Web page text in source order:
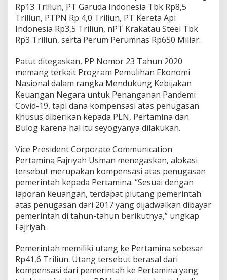
Rp13 Triliun, PT Garuda Indonesia Tbk Rp8,5
Triliun, PTPN Rp 4,0 Triliun, PT Kereta Api
Indonesia Rp3,5 Triliun, nPT Krakatau Steel Tbk
Rp3 Triliun, serta Perum Perumnas Rp650 Miliar.
Patut ditegaskan, PP Nomor 23 Tahun 2020
memang terkait Program Pemulihan Ekonomi
Nasional dalam rangka Mendukung Kebijakan
Keuangan Negara untuk Penanganan Pandemi
Covid-19, tapi dana kompensasi atas penugasan
khusus diberikan kepada PLN, Pertamina dan
Bulog karena hal itu seyogyanya dilakukan.
Vice President Corporate Communication
Pertamina Fajriyah Usman menegaskan, alokasi
tersebut merupakan kompensasi atas penugasan
pemerintah kepada Pertamina. “Sesuai dengan
laporan keuangan, terdapat piutang pemerintah
atas penugasan dari 2017 yang dijadwalkan dibayar
pemerintah di tahun-tahun berikutnya,” ungkap
Fajriyah.
Pemerintah memiliki utang ke Pertamina sebesar
Rp41,6 Triliun. Utang tersebut berasal dari
kompensasi dari pemerintah ke Pertamina yang